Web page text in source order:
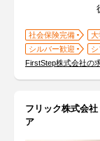
社会保険完備 大
シルバー歓迎
FirstStep株式会社の
フリック株式会
ア